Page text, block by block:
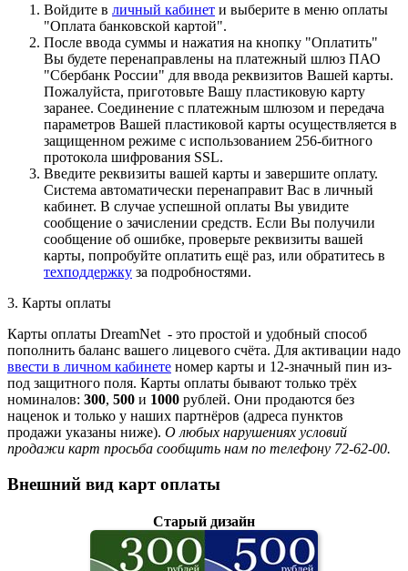
Войдите в личный кабинет и выберите в меню оплаты
"Оплата банковской картой".
После ввода суммы и нажатия на кнопку "Оплатить"
Вы будете перенаправлены на платежный шлюз ПАО
"Сбербанк России" для ввода реквизитов Вашей карты.
Пожалуйста, приготовьте Вашу пластиковую карту
заранее. Соединение с платежным шлюзом и передача
параметров Вашей пластиковой карты осуществляется в
защищенном режиме с использованием 256-битного
протокола шифрования SSL.
Введите реквизиты вашей карты и завершите оплату.
Система автоматически перенаправит Вас в личный
кабинет. В случае успешной оплаты Вы увидите
сообщение о зачислении средств. Если Вы получили
сообщение об ошибке, проверьте реквизиты вашей
карты, попробуйте оплатить ещё раз, или обратитесь в
техподдержку за подробностями.
3. Карты оплаты
Карты оплаты DreamNet - это простой и удобный способ
пополнить баланс вашего лицевого счёта. Для активации надо
ввести в личном кабинете номер карты и 12-значный пин из-
под защитного поля. Карты оплаты бывают только трёх
номиналов: 300, 500 и 1000 рублей. Они продаются без
наценок и только у наших партнёров (адреса пунктов
продажи указаны ниже). О любых нарушениях условий
продажи карт просьба сообщить нам по телефону 72-62-00.
Внешний вид карт оплаты
Старый дизайн